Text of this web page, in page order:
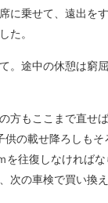
に乗せて、遠出を
た。
。途中の休憩は窮
方もここまで直せ
の載せ降ろしも
を往復しなければ
次の車検で買い換